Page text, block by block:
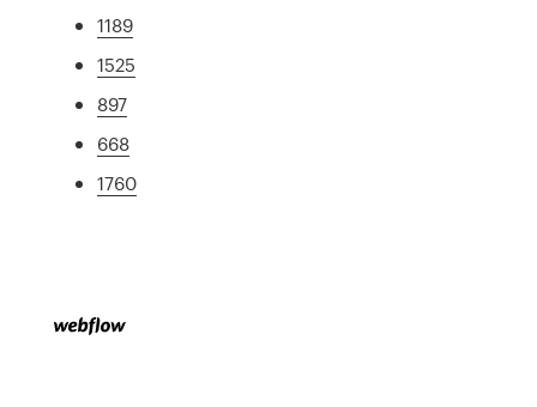
1189
1525
897
668
1760